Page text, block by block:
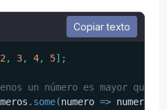
Copiar texto
2 , 3, 4, 5] ;
un número es mayor que 3
. some(numero => numero